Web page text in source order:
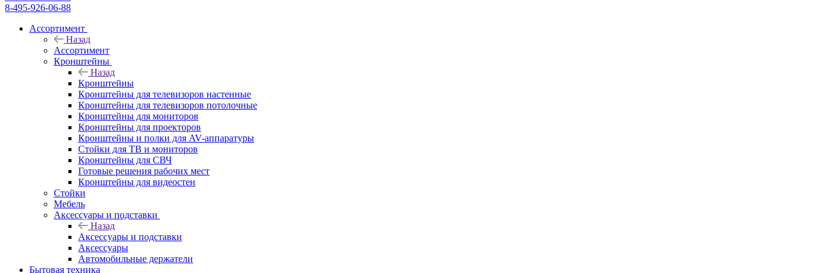
8-495-926-06-88
Ассортимент
Назад
Ассортимент
Кронштейны
Назад
Кронштейны
Кронштейны для телевизоров настенные
Кронштейны для телевизоров потолочные
Кронштейны для мониторов
Кронштейны для проекторов
Кронштейны и полки для AV-аппаратуры
Стойки для ТВ и мониторов
Кронштейны для СВЧ
Готовые решения рабочих мест
Кронштейны для видеостен
Стойки
Мебель
Аксессуары и подставки
Назад
Аксессуары и подставки
Аксессуары
Автомобильные держатели
Бытовая техника